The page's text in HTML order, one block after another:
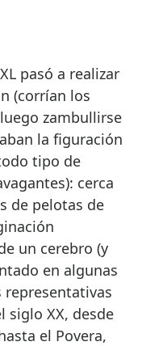
pasó a realizar
(corrían los
zambullirse
la figuración
tipo de
cerca
de pelotas de
un cerebro (y
en algunas
representativas
siglo XX, desde
el Povera,